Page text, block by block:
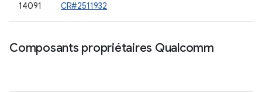
14091
CR#2511932
Composants propriétaires Qualcomm